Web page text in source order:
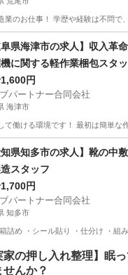
業のお仕事！ 学歴や経験は不問
スタッフ
阜県海津市の求人】収入革
に関する軽作業梱包スタッ
円
パートナー合同会社
海津市
て働ける環境です！ 最初は簡単
スタッフ
知県知多市の求人】靴の中
スタッフ
円
パートナー合同会社
知多市
詰め ・シール貼り ・仕分け ・組
個室
家の押し入れ整理】眠
せんか？